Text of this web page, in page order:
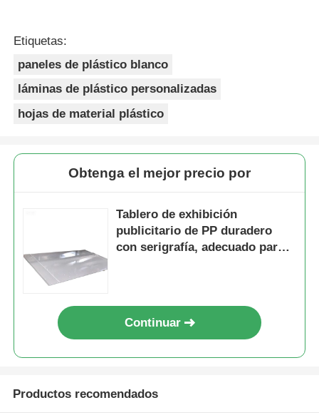
Etiquetas:
paneles de plástico blanco
láminas de plástico personalizadas
hojas de material plástico
Obtenga el mejor precio por
Tablero de exhibición
publicitario de PP duradero
con serigrafía, adecuado para
Continuar
Productos recomendados